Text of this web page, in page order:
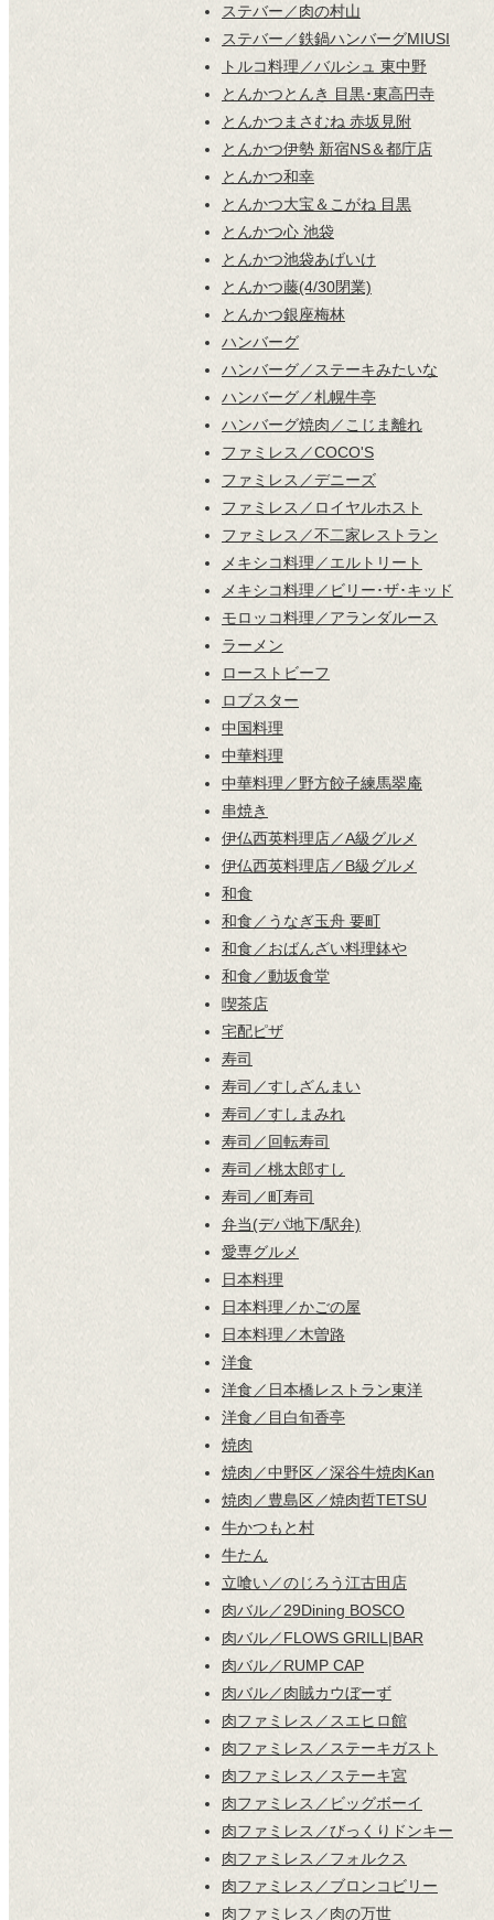
ステバー／肉の村山
ステバー／鉄鍋ハンバーグMIUSI
トルコ料理／バルシュ 東中野
とんかつとんき 目黒･東高円寺
とんかつまさむね 赤坂見附
とんかつ伊勢 新宿NS＆都庁店
とんかつ和幸
とんかつ大宝＆こがね 目黒
とんかつ心 池袋
とんかつ池袋あげいけ
とんかつ藤(4/30閉業)
とんかつ銀座梅林
ハンバーグ
ハンバーグ／ステーキみたいな
ハンバーグ／札幌牛亭
ハンバーグ焼肉／こじま離れ
ファミレス／COCO'S
ファミレス／デニーズ
ファミレス／ロイヤルホスト
ファミレス／不二家レストラン
メキシコ料理／エルトリート
メキシコ料理／ビリー･ザ･キッド
モロッコ料理／アランダルース
ラーメン
ローストビーフ
ロブスター
中国料理
中華料理
中華料理／野方餃子練馬翠庵
串焼き
伊仏西英料理店／A級グルメ
伊仏西英料理店／B級グルメ
和食
和食／うなぎ玉舟 要町
和食／おばんざい料理鉢や
和食／動坂食堂
喫茶店
宅配ピザ
寿司
寿司／すしざんまい
寿司／すしまみれ
寿司／回転寿司
寿司／桃太郎すし
寿司／町寿司
弁当(デパ地下/駅弁)
愛専グルメ
日本料理
日本料理／かごの屋
日本料理／木曽路
洋食
洋食／日本橋レストラン東洋
洋食／目白旬香亭
焼肉
焼肉／中野区／深谷牛焼肉Kan
焼肉／豊島区／焼肉哲TETSU
牛かつもと村
牛たん
立喰い／のじろう江古田店
肉バル／29Dining BOSCO
肉バル／FLOWS GRILL|BAR
肉バル／RUMP CAP
肉バル／肉賊カウぼーず
肉ファミレス／スエヒロ館
肉ファミレス／ステーキガスト
肉ファミレス／ステーキ宮
肉ファミレス／ビッグボーイ
肉ファミレス／びっくりドンキー
肉ファミレス／フォルクス
肉ファミレス／ブロンコビリー
肉ファミレス／肉の万世